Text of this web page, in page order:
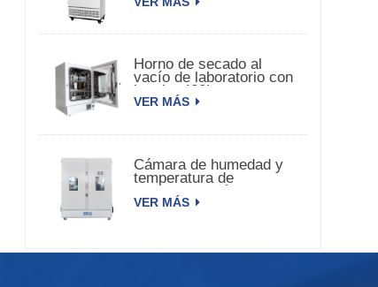
Horno de secado al
vacío de laboratorio con
bomba 420L
VER MÁS
Cámara de humedad y
temperatura de
estabilidad médica
3000L XCH-3000SD
VER MÁS